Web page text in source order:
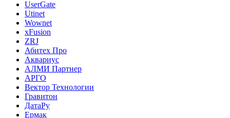
UserGate
Utinet
Wownet
xFusion
ZRJ
Абитех Про
Аквариус
АЛМИ Партнер
АРГО
Вектор Технологии
Гравитон
ДатаРу
Ермак